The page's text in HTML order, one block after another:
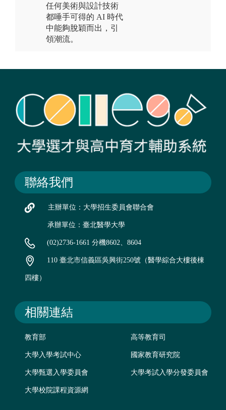
任何美術與設計技術
都唾手可得的 AI 時代
中能夠脫穎而出，引
領潮流。
聯絡我們
主辦單位：大學招生委員會聯合會
承辦單位：臺北醫學大學
(02)2736-1661 分機8602、8604
110 臺北市信義區吳興街250號（醫學綜合大樓後棟
四樓）
相關連結
教育部 高等教育司
大學入學考試中心 國家教育研究院
大學甄選入學委員會 大學考試入學分發委員會
大學校院課程資源網